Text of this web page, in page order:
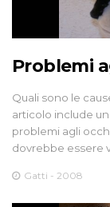
Problemi
Quali sono le
articolo include
problemi agli
dovrebbe essere
Gatti - 2008